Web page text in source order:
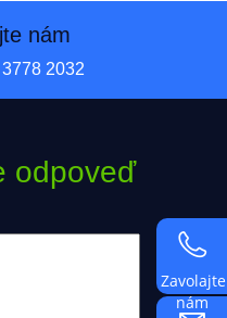
nám
2032
odpoveď
Zavolajte
nám